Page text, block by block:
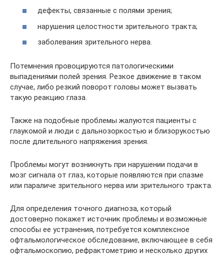
дефекты, связанные с полями зрения;
нарушения целостности зрительного тракта;
заболевания зрительного нерва.
Потемнения провоцируются патологическими
выпадениями полей зрения. Резкое движение в таком
случае, либо резкий поворот головы может вызвать
такую реакцию глаза.
Также на подобные проблемы жалуются пациенты с
глаукомой и люди с дальнозоркостью и близорукостью
после длительного напряжения зрения.
Проблемы могут возникнуть при нарушении подачи в
мозг сигнала от глаз, которые появляются при спазме
или параличе зрительного нерва или зрительного тракта.
Для определения точного диагноза, который
достоверно покажет источник проблемы и возможные
способы ее устранения, потребуется комплексное
офтальмологическое обследование, включающее в себя
офтальмоскопию, рефрактометрию и несколько других